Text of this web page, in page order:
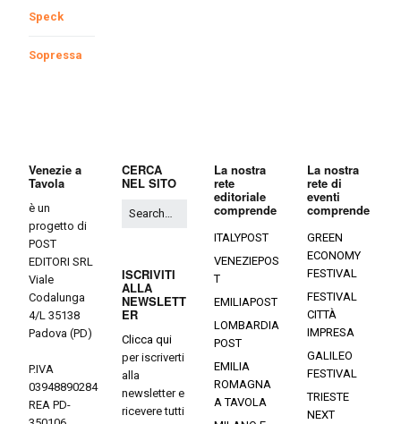
Speck
Sopressa
Venezie a
Tavola
è un
progetto di
POST
EDITORI SRL
Viale
Codalunga
4/L 35138
Padova (PD)
P.IVA
03948890284
REA PD-
CERCA
NEL SITO
ISCRIVITI
ALLA
NEWSLETT
ER
Clicca qui
per iscriverti
alla
newsletter e
ricevere tutti
La nostra
rete
editoriale
comprende
ITALYPOST
VENEZIEPOS
T
EMILIAPOST
LOMBARDIA
POST
EMILIA
ROMAGNA
A TAVOLA
La nostra
rete di
eventi
comprende
GREEN
ECONOMY
FESTIVAL
FESTIVAL
CITTÀ
IMPRESA
GALILEO
FESTIVAL
TRIESTE
NEXT